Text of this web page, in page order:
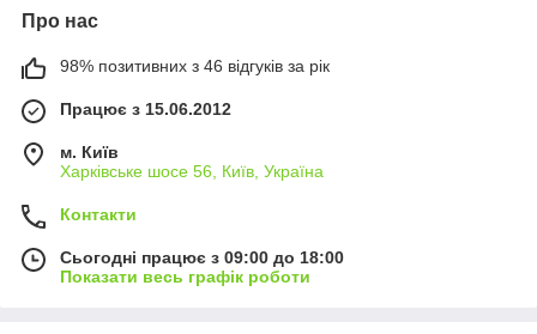
Про нас
98% позитивних з 46 відгуків за рік
Працює з 15.06.2012
м. Київ
Харківське шосе 56, Київ, Україна
Контакти
Сьогодні працює з 09:00 до 18:00
Показати весь графік роботи